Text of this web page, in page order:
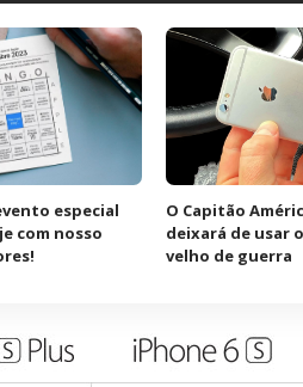
especial
com nosso
O Capitão
deixará de usar
velho de guerra